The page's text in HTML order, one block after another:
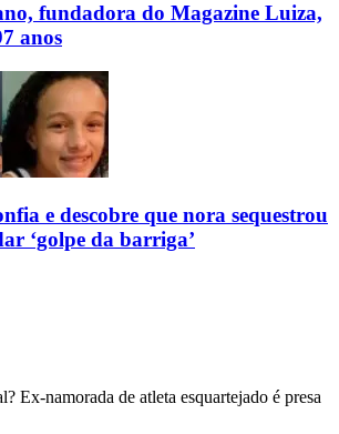
fundadora do Magazine Luiza,
anos
e descobre que nora sequestrou
‘golpe da barriga’
Ex-namorada de atleta esquartejado é presa